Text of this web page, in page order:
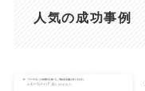
人気の成功事例